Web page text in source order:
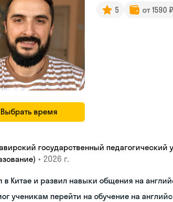
Выбрать время
5 от 1590
государственный педагогический
• 2026 г.
в Китае и развил навыки общения на
ученикам перейти на обучение на